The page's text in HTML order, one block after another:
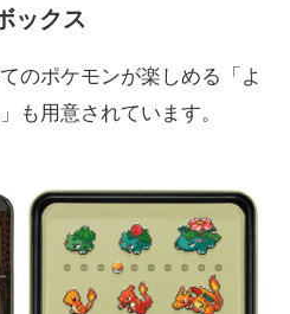
ックス
のポケモンが楽しめる「よ
も用意されています。